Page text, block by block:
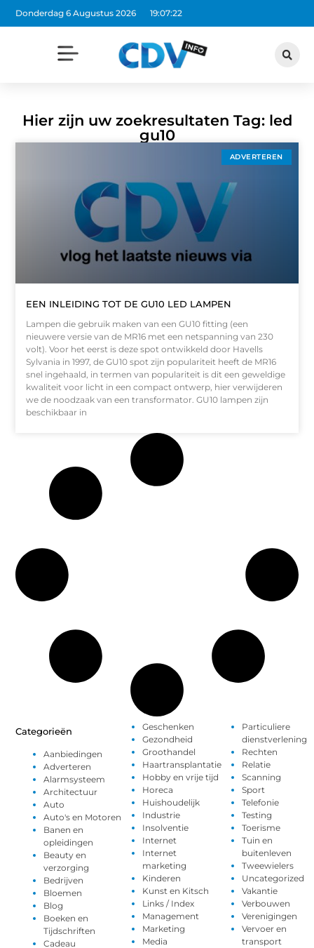
Donderdag 6 Augustus 2026 19:07:22
Hier zijn uw zoekresultaten Tag: led
gu10
ADVERTEREN
EEN INLEIDING TOT DE GU10 LED LAMPEN
Lampen die gebruik maken van een GU10 fitting (een
nieuwere versie van de MR16 met een netspanning van 230
volt). Voor het eerst is deze spot ontwikkeld door Havells
Sylvania in 1997, de GU10 spot zijn populariteit heeft de MR16
snel ingehaald, in termen van populariteit is dit een geweldige
kwaliteit voor licht in een compact ontwerp, hier verwijderen
we de noodzaak van een transformator. GU10 lampen zijn
beschikbaar in
Categorieën
Aanbiedingen
Adverteren
Alarmsysteem
Architectuur
Auto
Auto's en Motoren
Banen en
opleidingen
Beauty en
verzorging
Bedrijven
Bloemen
Blog
Boeken en
Tijdschriften
Cadeau
Geschenken
Gezondheid
Groothandel
Haartransplantatie
Hobby en vrije tijd
Horeca
Huishoudelijk
Industrie
Insolventie
Internet
Internet
marketing
Kinderen
Kunst en Kitsch
Links / Index
Management
Marketing
Media
Particuliere
dienstverlening
Rechten
Relatie
Scanning
Sport
Telefonie
Testing
Toerisme
Tuin en
buitenleven
Tweewielers
Uncategorized
Vakantie
Verbouwen
Verenigingen
Vervoer en
transport